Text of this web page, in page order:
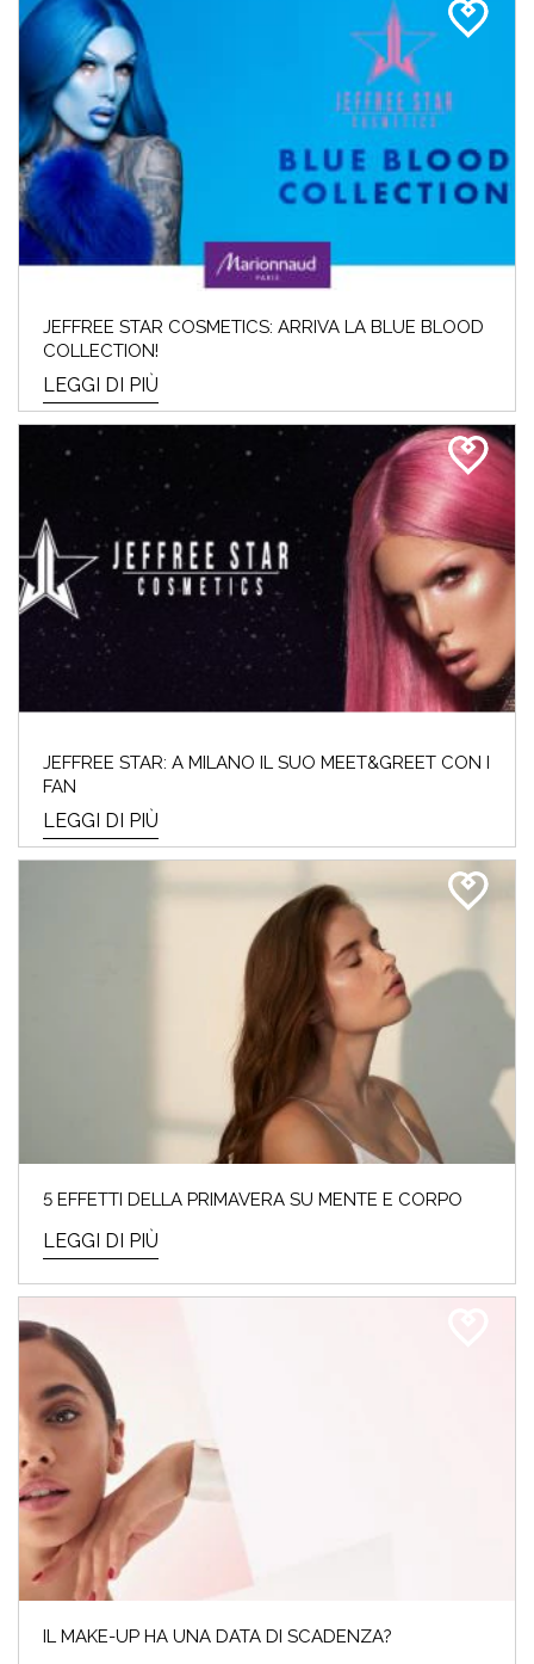
JEFFREE STAR COSMETICS: ARRIVA LA BLUE BLOOD
COLLECTION!
LEGGI DI PIÙ
JEFFREE STAR: A MILANO IL SUO MEET&GREET CON I
FAN
LEGGI DI PIÙ
5 EFFETTI DELLA PRIMAVERA SU MENTE E CORPO
LEGGI DI PIÙ
IL MAKE-UP HA UNA DATA DI SCADENZA?